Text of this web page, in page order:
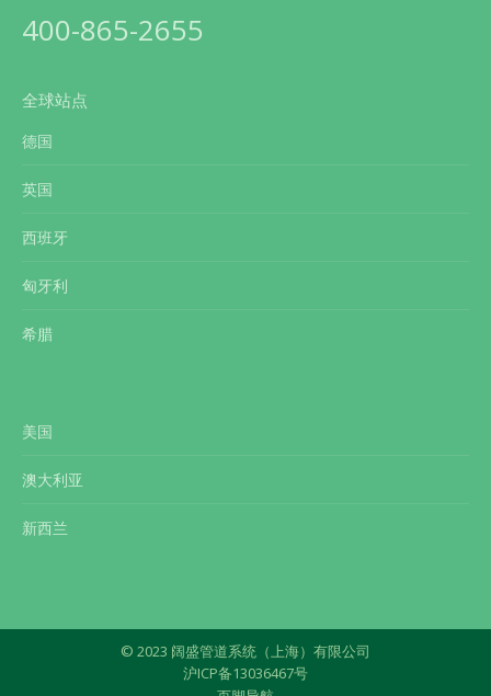
400-865-2655
全球站点
德国
英国
西班牙
匈牙利
希腊
美国
澳大利亚
新西兰
© 2023 阔盛管道系统（上海）有限公司
沪ICP备13036467号